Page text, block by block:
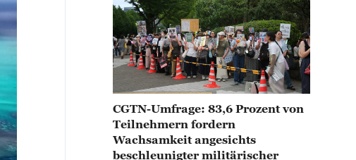
CGTN-Umfrage: 83,6 Prozent von
Teilnehmern fordern
Wachsamkeit angesichts
beschleunigter militärischer